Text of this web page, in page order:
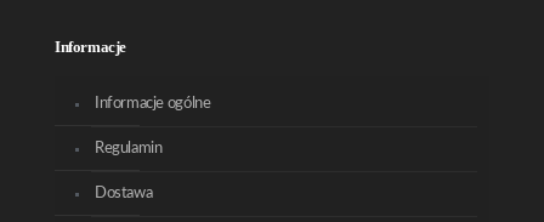
Informacje
Informacje ogólne
Regulamin
Dostawa